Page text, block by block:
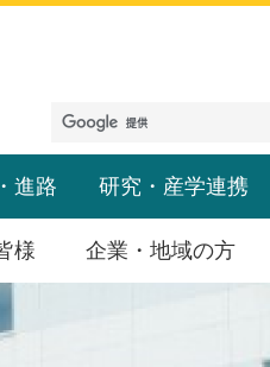
進路 研究・産学連携
様 企業・地域の方